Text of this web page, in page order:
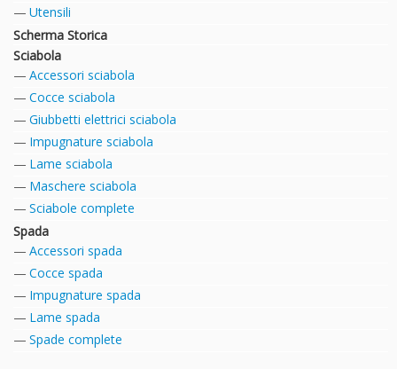
Utensili
Scherma Storica
Sciabola
Accessori sciabola
Cocce sciabola
Giubbetti elettrici sciabola
Impugnature sciabola
Lame sciabola
Maschere sciabola
Sciabole complete
Spada
Accessori spada
Cocce spada
Impugnature spada
Lame spada
Spade complete